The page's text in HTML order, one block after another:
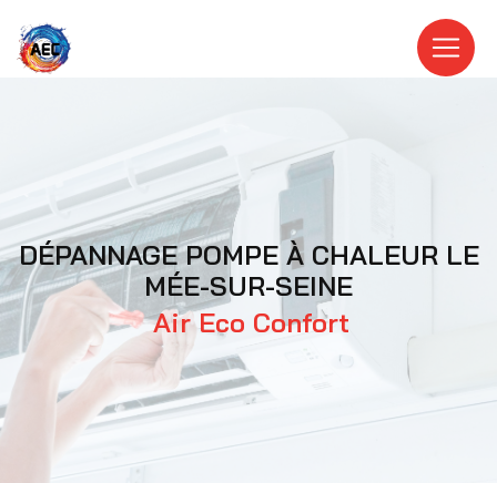
DÉPANNAGE POMPE À CHALEUR LE
MÉE-SUR-SEINE
Air Eco Confort